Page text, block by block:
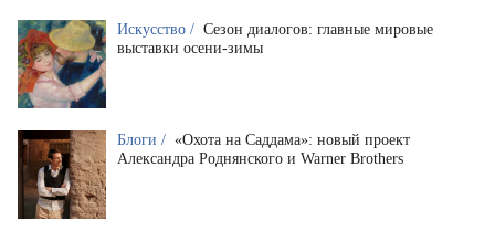
Искусство / Сезон диалогов: главные мировые
выставки осени-зимы
Блоги / «Охота на Саддама»: новый проект
Александра Роднянского и Warner Brothers